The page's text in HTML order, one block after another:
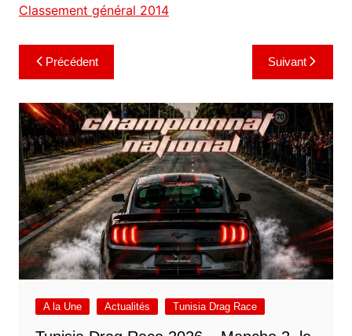
Classement général 2014
Navigation
de
l’article
Précédent Suivant
A la Une Actualités Tunisia Drag Race